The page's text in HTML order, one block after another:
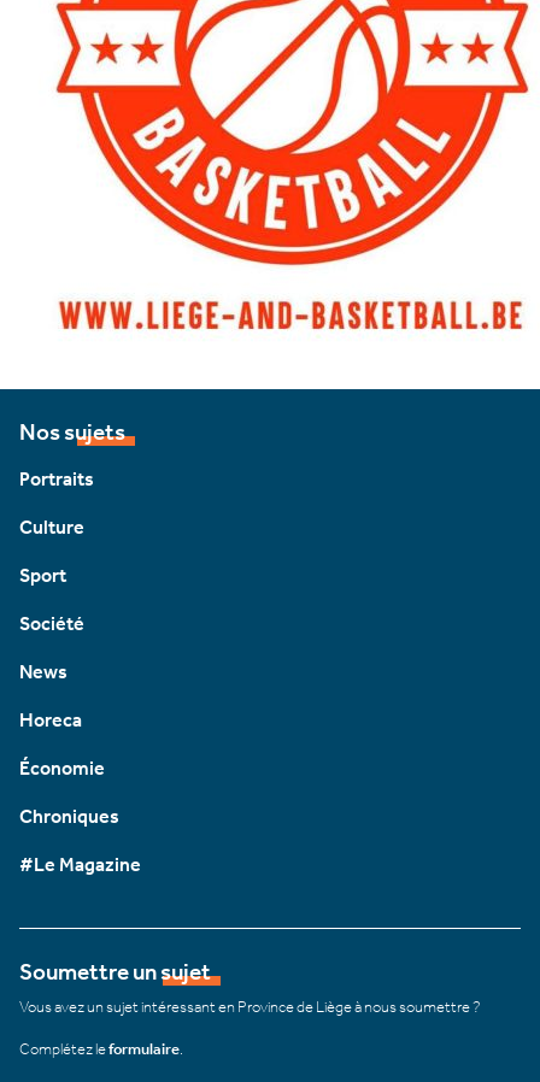
Nos sujets
Portraits
Culture
Sport
Société
News
Horeca
Économie
Chroniques
#Le Magazine
Soumettre un sujet
Vous avez un sujet intéressant en Province de Liège à nous soumettre ?
Complétez leformulaire